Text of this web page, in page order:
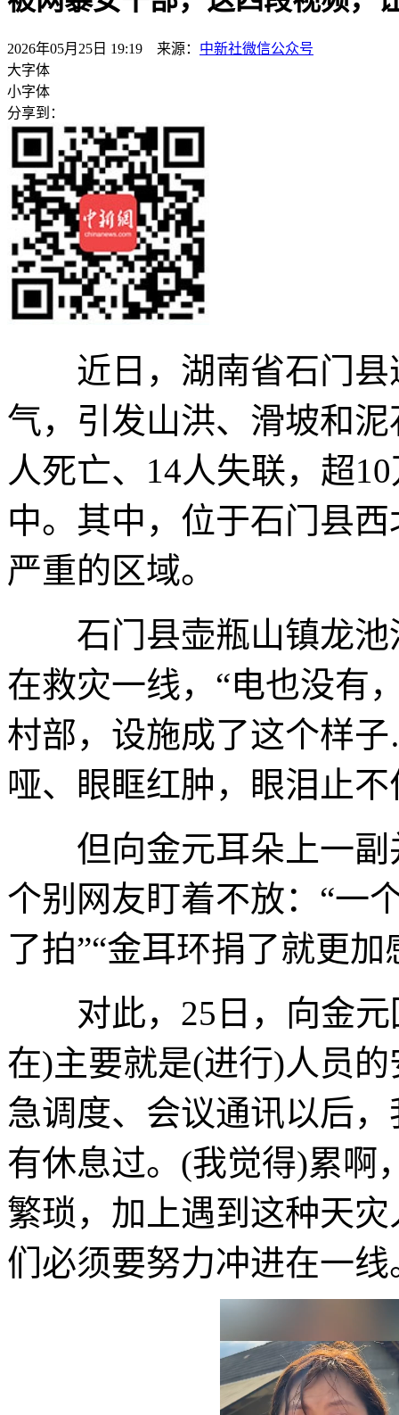
2026年05月25日 19:19 来源： 中新社微信公众号
大字体
小字体
分享到：
近日，湖南省石门县
气，引发山洪、滑坡和
人死亡、14人失联，超
中。其中，位于石门县
严重的区域。
石门县壶瓶山镇龙池
在救灾一线，“电也没有
村部，设施成了这个样
哑、眼眶红肿，眼泪止
但向金元耳朵上一副
个别网友盯着不放：“一
了拍”“金耳环捐了就更
对此，25日，向金元
在)主要就是(进行)人员
急调度、会议通讯以后
有休息过。(我觉得)累啊
繁琐，加上遇到这种天
们必须要努力冲进在一线